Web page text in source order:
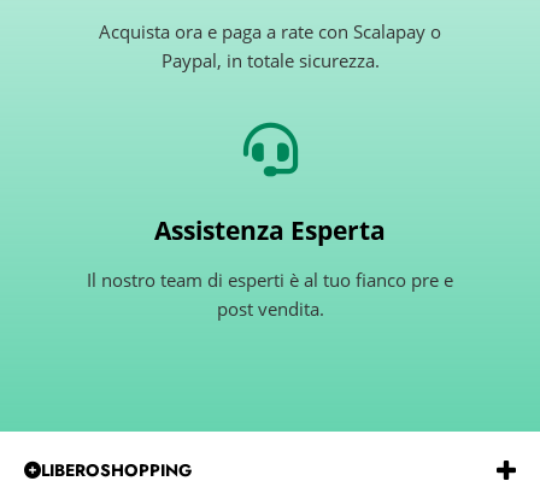
Acquista ora e paga a rate con Scalapay o
Paypal, in totale sicurezza.
Assistenza Esperta
Il nostro team di esperti è al tuo fianco pre e
post vendita.
LIBEROSHOPPING